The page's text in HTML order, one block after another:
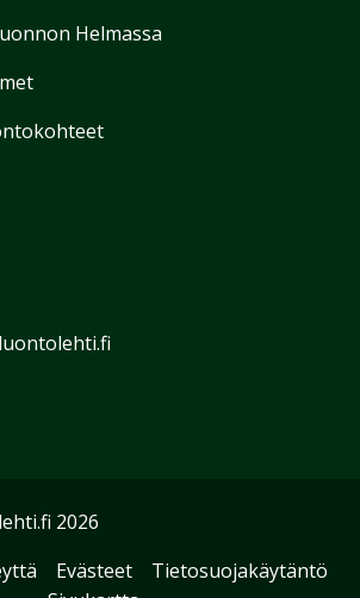
Helmassa
2026
Evästeet
Tietosuojakäytäntö